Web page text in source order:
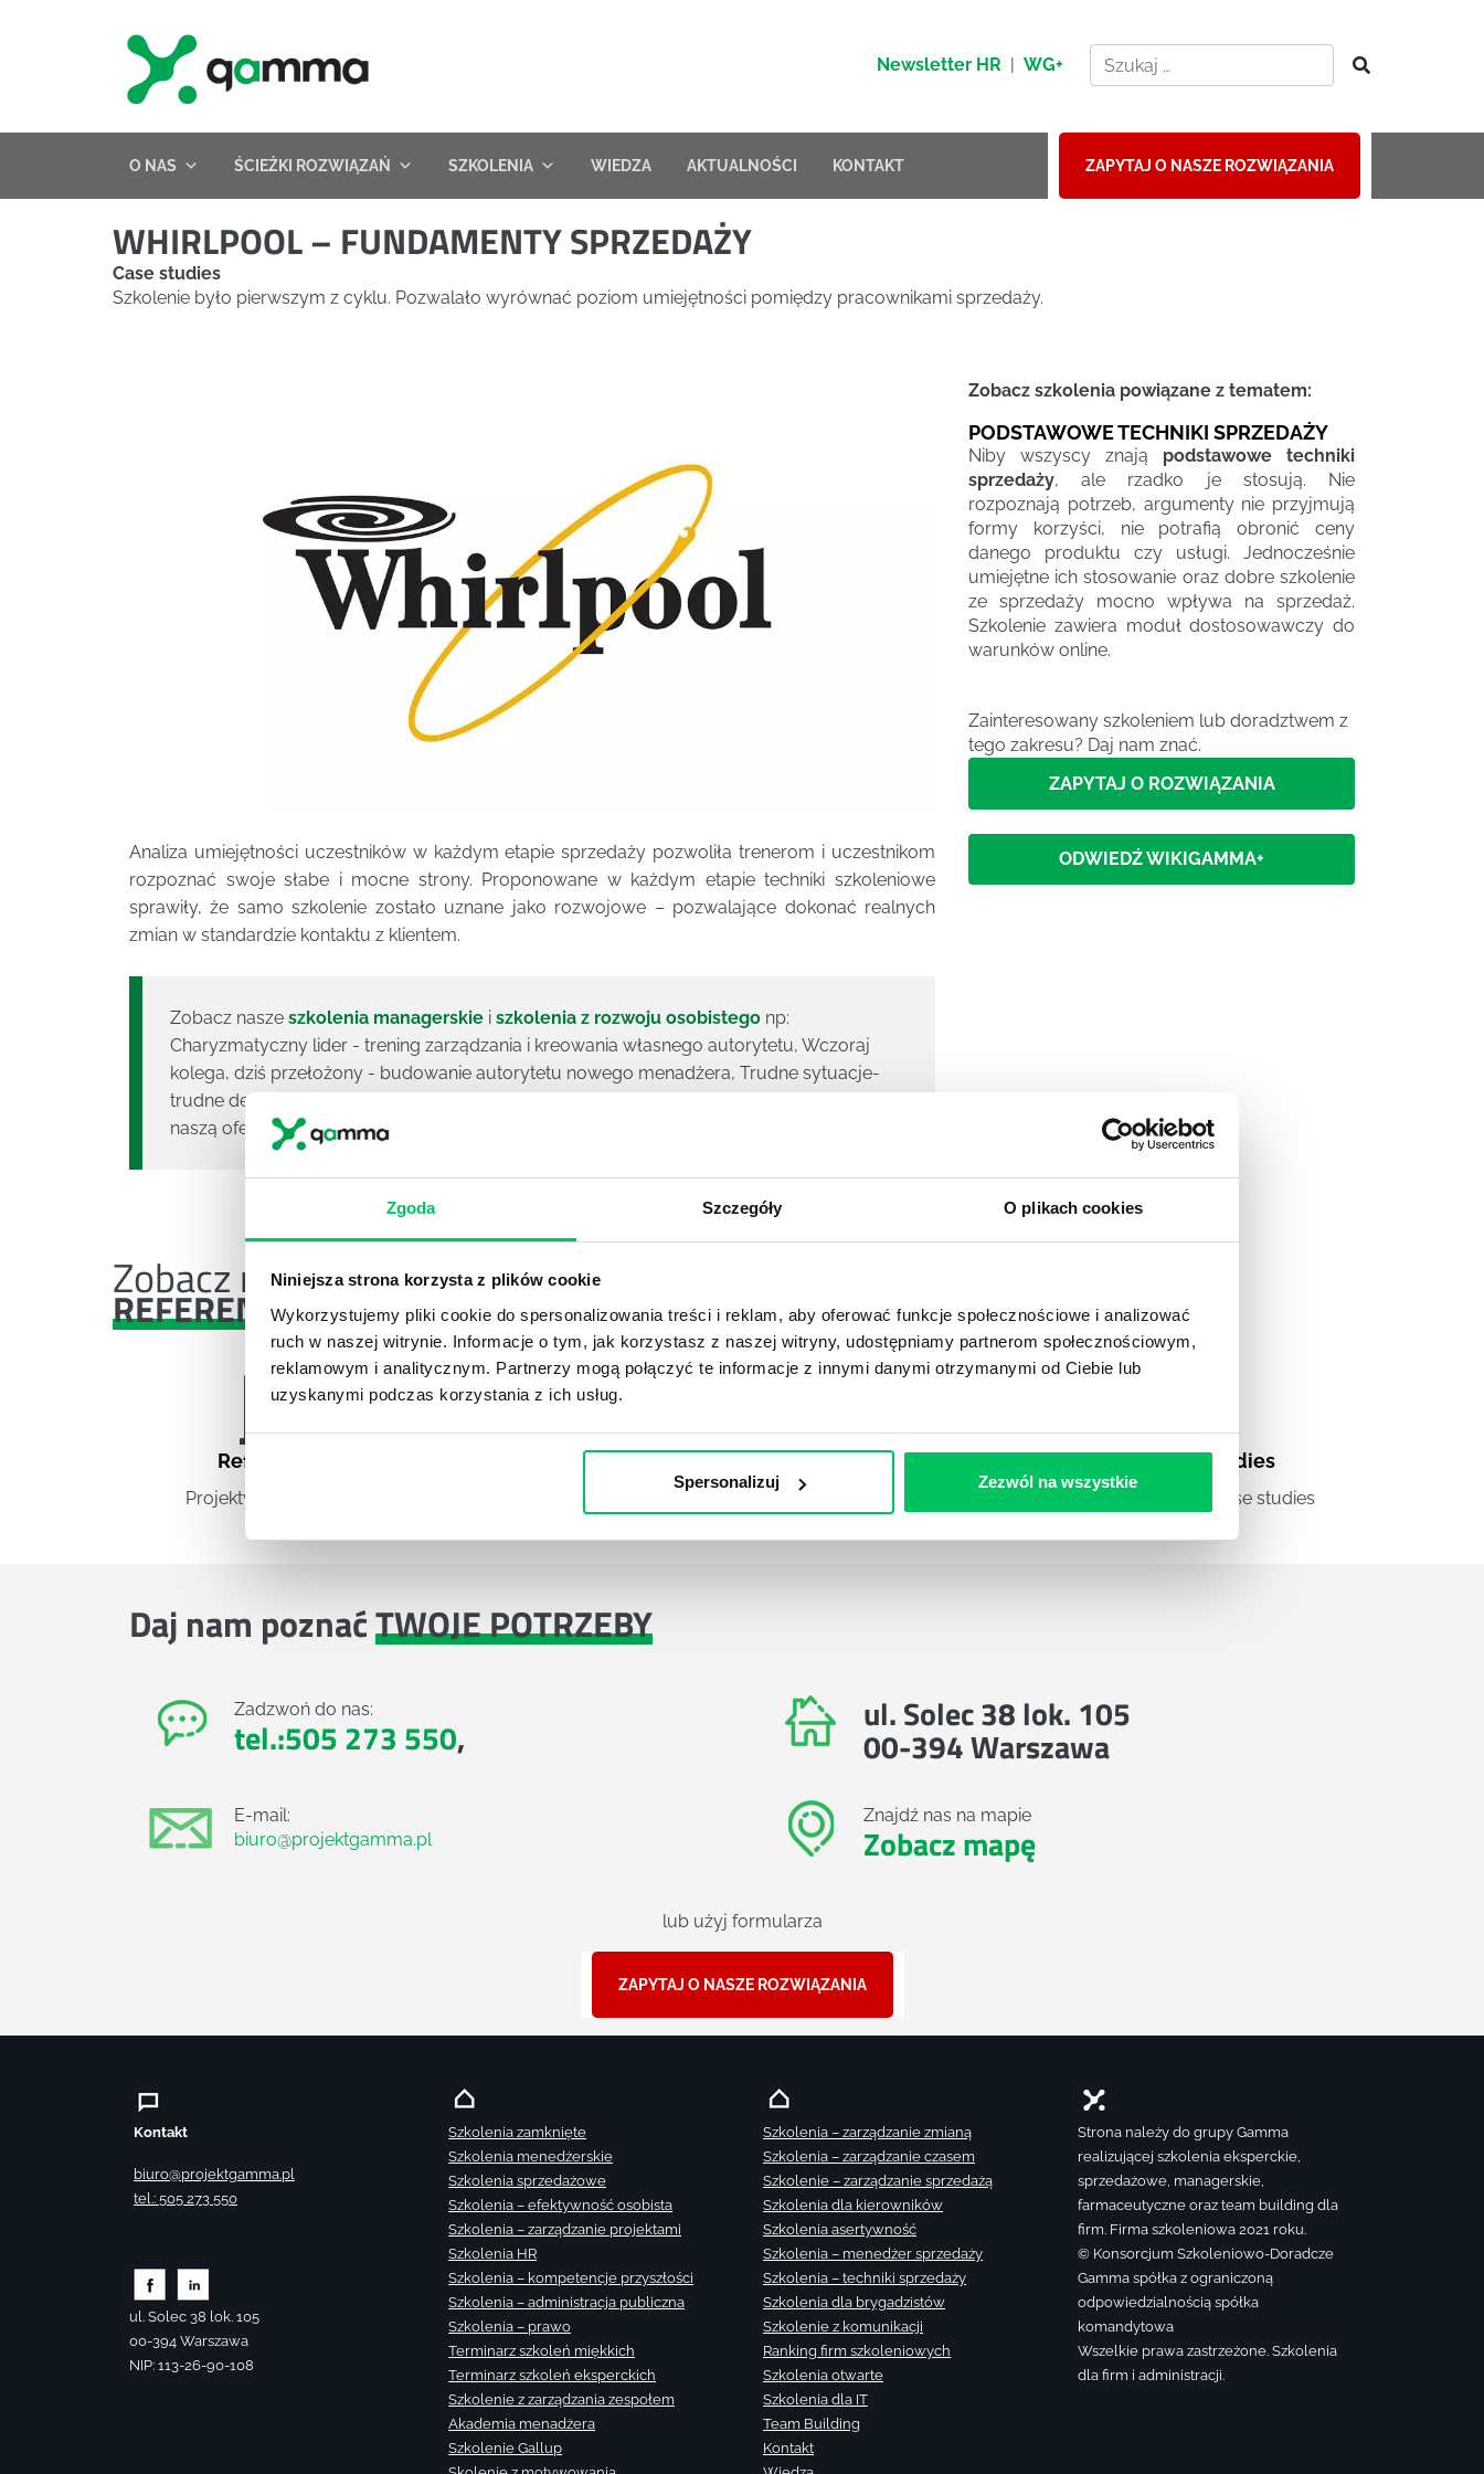
Zgoda Szczegóły O plikach cookies
Niniejsza strona korzysta z plików cookie
Wykorzystujemy pliki cookie do spersonalizowania treści i reklam, aby oferować funkcje społecznościowe i analizować
ruch w naszej witrynie. Informacje o tym, jak korzystasz z naszej witryny, udostępniamy partnerom społecznościowym,
reklamowym i analitycznym. Partnerzy mogą połączyć te informacje z innymi danymi otrzymanymi od Ciebie lub
uzyskanymi podczas korzystania z ich usług.
Spersonalizuj Zezwól na wszystkie
Newsletter HR | WG+
O NAS ŚCIEŻKI ROZWIĄZAŃ SZKOLENIA WIEDZA AKTUALNOŚCI KONTAKT ZAPYTAJ O NASZE ROZWIĄZANIA
WHIRLPOOL – FUNDAMENTY SPRZEDAŻY
Case studies
Szkolenie było pierwszym z cyklu. Pozwalało wyrównać poziom umiejętności pomiędzy pracownikami sprzedaży.
Analiza umiejętności uczestników w każdym etapie sprzedaży pozwoliła trenerom i uczestnikom
rozpoznać swoje słabe i mocne strony. Proponowane w każdym etapie techniki szkoleniowe
sprawiły, że samo szkolenie zostało uznane jako rozwojowe – pozwalające dokonać realnych
zmian w standardzie kontaktu z klientem.
Zobacz nasze szkolenia managerskie i szkolenia z rozwoju osobistego np:
Charyzmatyczny lider - trening zarządzania i kreowania własnego autorytetu, Wczoraj
kolega, dziś przełożony - budowanie autorytetu nowego menadżera, Trudne sytuacje-
trudne decyzje i inne. Gamma - firma szkoleniowa roku. Zapraszamy do zapoznania się z
naszą ofertą.
Zobacz szkolenia powiązane z tematem:
PODSTAWOWE TECHNIKI SPRZEDAŻY
Niby wszyscy znają podstawowe techniki
sprzedaży, ale rzadko je stosują. Nie
rozpoznają potrzeb, argumenty nie przyjmują
formy korzyści, nie potrafią obronić ceny
danego produktu czy usługi. Jednocześnie
umiejętne ich stosowanie oraz dobre szkolenie
ze sprzedaży mocno wpływa na sprzedaż.
Szkolenie zawiera moduł dostosowawczy do
warunków online.
Zainteresowany szkoleniem lub doradztwem z
tego zakresu? Daj nam znać.
ZAPYTAJ O ROZWIĄZANIA
ODWIEDŹ WIKIGAMMA+
Zobacz nasze
REFERENCJE I CASE STUDIES
Referencje
Projekty komercyjne
Referencje Referencje Case studies
Zestawienie case studies
Daj nam poznaćTWOJE POTRZEBY
Zadzwoń do nas:
tel.:505 273 550,
E-mail:
biuro@projektgamma.pl
ul. Solec 38 lok. 105
00-394 Warszawa
Znajdź nas na mapie
Zobacz mapę
lub użyj formularza
ZAPYTAJ O NASZE ROZWIĄZANIA
Kontakt
biuro@projektgamma.pl
tel.: 505 273 550
ul. Solec 38 lok. 105
00-394 Warszawa
NIP: 113-26-90-108
Szkolenia zamknięte
Szkolenia menedżerskie
Szkolenia sprzedażowe
Szkolenia – efektywność osobista
Szkolenia – zarządzanie projektami
Szkolenia HR
Szkolenia – kompetencje przyszłości
Szkolenia – administracja publiczna
Szkolenia – prawo
Terminarz szkoleń miękkich
Terminarz szkoleń eksperckich
Szkolenie z zarządzania zespołem
Akademia menadżera
Szkolenie Gallup
Szkolenia – zarządzanie zmianą
Szkolenia – zarządzanie czasem
Szkolenie – zarządzanie sprzedażą
Szkolenia dla kierowników
Szkolenia asertywność
Szkolenia – menedżer sprzedaży
Szkolenia – techniki sprzedaży
Szkolenia dla brygadzistów
Szkolenie z komunikacji
Ranking firm szkoleniowych
Szkolenia otwarte
Szkolenia dla IT
Team Building
Kontakt
Strona należy do grupy Gamma
realizującej szkolenia eksperckie,
sprzedażowe, managerskie,
farmaceutyczne oraz team building dla
firm. Firma szkoleniowa 2021 roku.
© Konsorcjum Szkoleniowo-Doradcze
Gamma spółka z ograniczoną
odpowiedzialnością spółka
komandytowa
Wszelkie prawa zastrzeżone. Szkolenia
dla firm i administracji.